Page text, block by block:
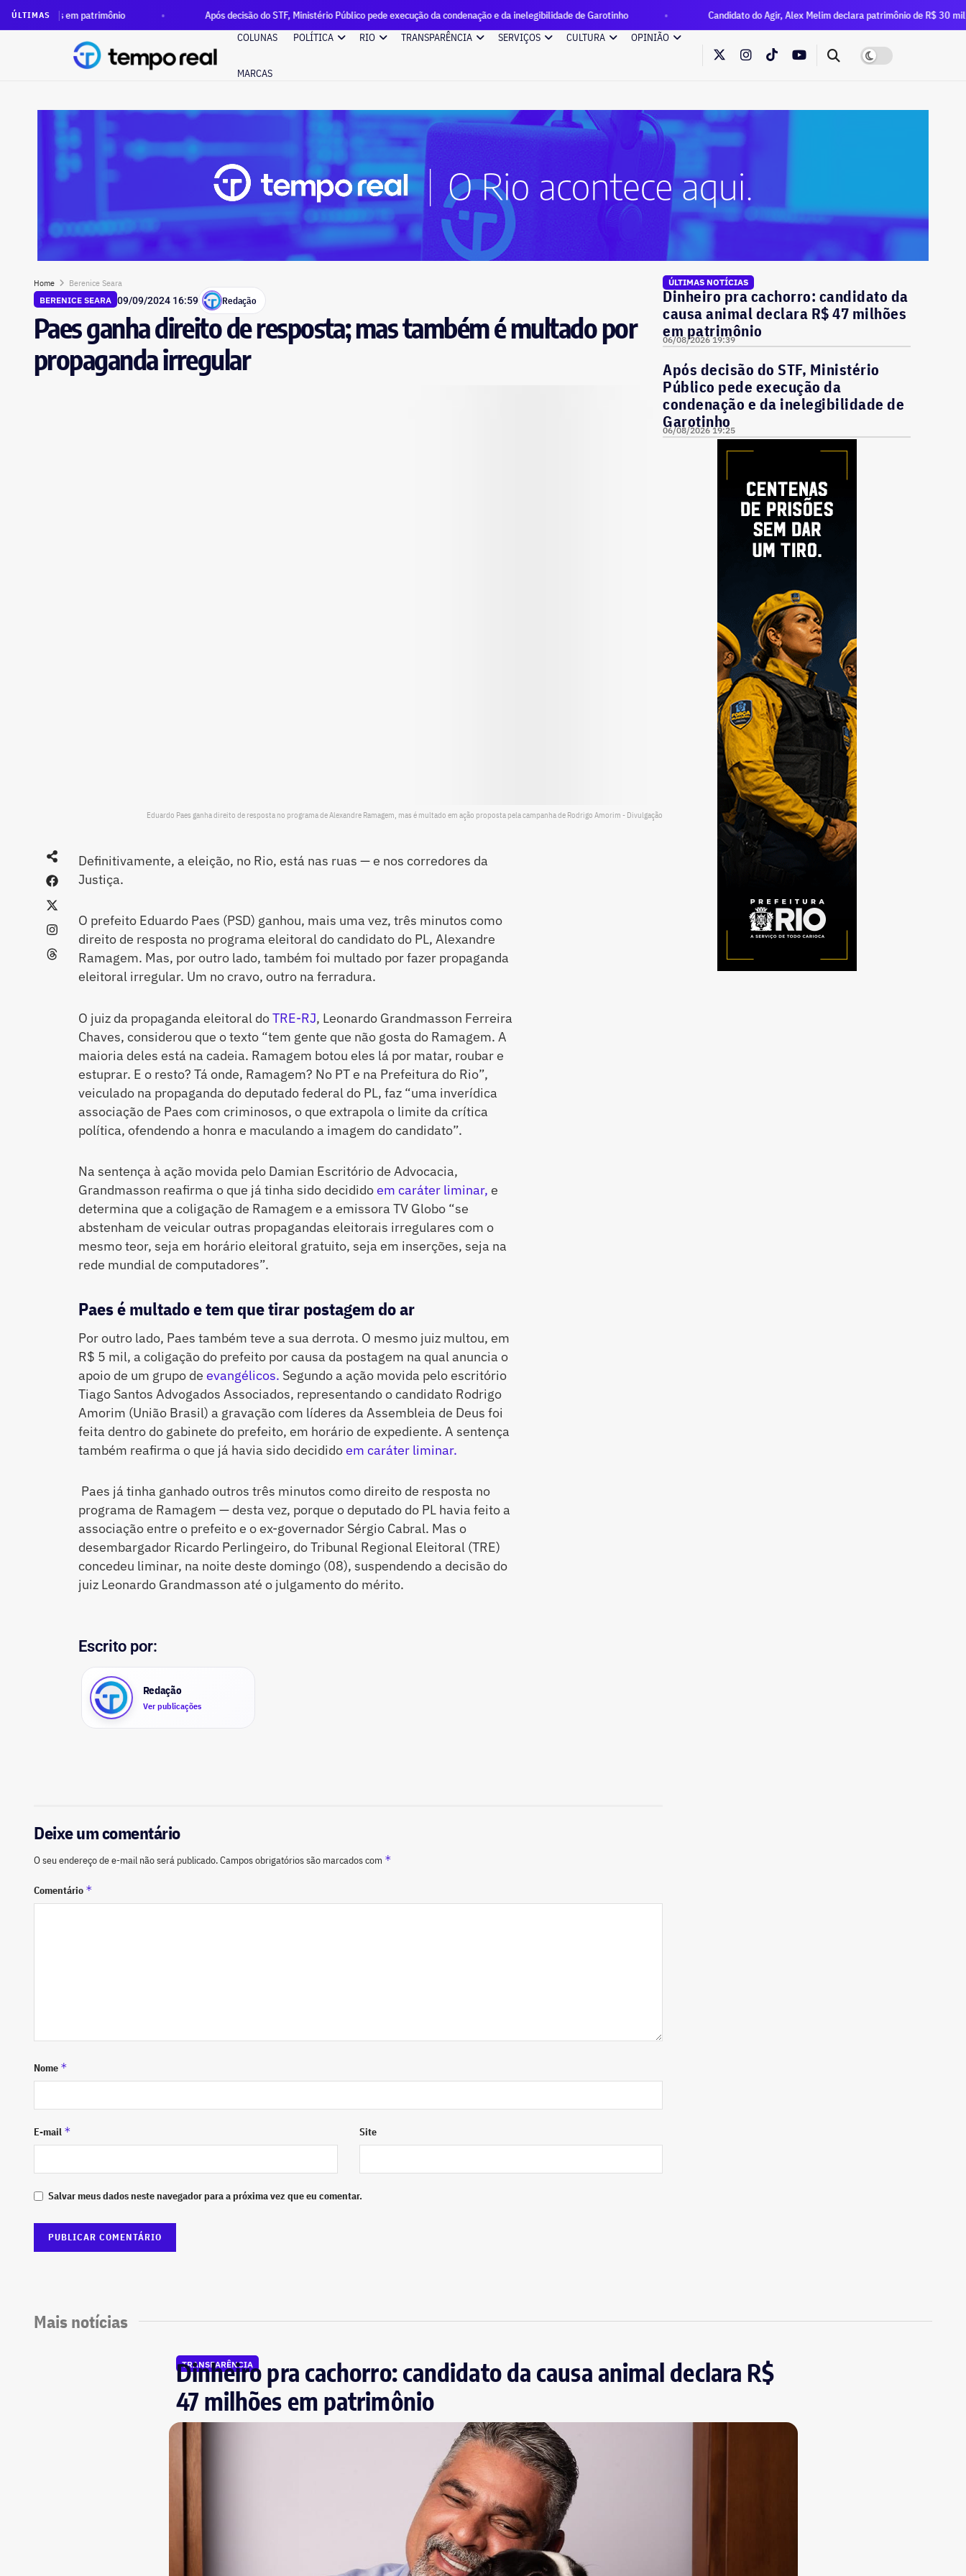
ÚLTIMAS
patrimônio Após decisão do STF, Ministério Público pede execução da condenação e da inelegibilidade de Garotinho
Candidato do Agir, Alex Melim declara patrimônio de R$ 30 milhões à Justiça
COLUNAS
POLÍTICA RIO TRANSPARÊNCIA SERVIÇOS CULTURA OPINIÃO
MARCAS
Home
Berenice Seara
BERENICE SEARA 09/09/2024 16:59 Redação
Paes ganha direito de resposta; mas também é multado por
propaganda irregular
Eduardo Paes ganha direito de resposta no programa de Alexandre Ramagem, mas é multado em ação proposta pela campanha de Rodrigo Amorim - Divulgação
Definitivamente, a eleição, no Rio, está nas ruas — e nos corredores da
Justiça.
O prefeito Eduardo Paes (PSD) ganhou, mais uma vez, três minutos como
direito de resposta no programa eleitoral do candidato do PL, Alexandre
Ramagem. Mas, por outro lado, também foi multado por fazer propaganda
eleitoral irregular. Um no cravo, outro na ferradura.
O juiz da propaganda eleitoral doTRE-RJ, Leonardo Grandmasson Ferreira
Chaves, considerou que o texto “tem gente que não gosta do Ramagem. A
maioria deles está na cadeia. Ramagem botou eles lá por matar, roubar e
estuprar. E o resto? Tá onde, Ramagem? No PT e na Prefeitura do Rio”,
veiculado na propaganda do deputado federal do PL, faz “uma inverídica
associação de Paes com criminosos, o que extrapola o limite da crítica
política, ofendendo a honra e maculando a imagem do candidato”.
Na sentença à ação movida pelo Damian Escritório de Advocacia,
Grandmasson reafirma o que já tinha sido decididoem caráter liminar, e
determina que a coligação de Ramagem e a emissora TV Globo “se
abstenham de veicular outras propagandas eleitorais irregulares com o
mesmo teor, seja em horário eleitoral gratuito, seja em inserções, seja na
rede mundial de computadores”.
Paes é multado e tem que tirar postagem do ar
Por outro lado, Paes também teve a sua derrota. O mesmo juiz multou, em
R$ 5 mil, a coligação do prefeito por causa da postagem na qual anuncia o
apoio de um grupo de evangélicos. Segundo a ação movida pelo escritório
Tiago Santos Advogados Associados, representando o candidato Rodrigo
Amorim (União Brasil) a gravação com líderes da Assembleia de Deus foi
feita dentro do gabinete do prefeito, em horário de expediente. A sentença
também reafirma o que já havia sido decididoem caráter liminar.
Paes já tinha ganhado outros três minutos como direito de resposta no
programa de Ramagem — desta vez, porque o deputado do PL havia feito a
associação entre o prefeito e o ex-governador Sérgio Cabral. Mas o
desembargador Ricardo Perlingeiro, do Tribunal Regional Eleitoral (TRE)
concedeu liminar, na noite deste domingo (08), suspendendo a decisão do
juiz Leonardo Grandmasson até o julgamento do mérito.
Escrito por:
Redação
Ver publicações
ÚLTIMAS NOTÍCIAS
Dinheiro pra cachorro: candidato da
causa animal declara R$ 47 milhões
em patrimônio
06/08/2026 19:39
Após decisão do STF, Ministério
Público pede execução da
condenação e da inelegibilidade de
Garotinho
06/08/2026 19:25
Deixe um comentário
O seu endereço de e-mail não será publicado.Campos obrigatórios são marcados com *
Comentário *
Nome *
E-mail * Site
Salvar meus dados neste navegador para a próxima vez que eu comentar.
Mais notícias
TRANSPARÊNCIA
Dinheiro pra cachorro: candidato da causa animal declara R$
47 milhões em patrimônio